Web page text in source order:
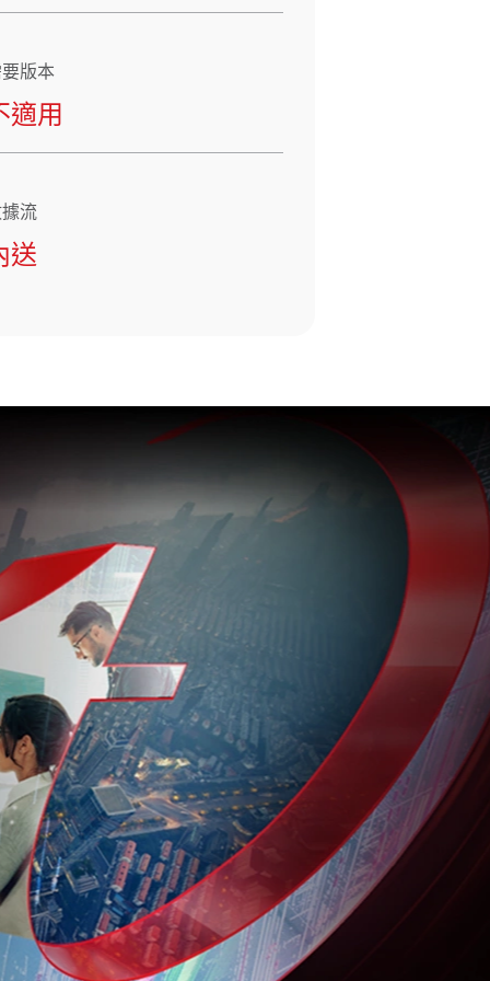
版本
適用
流
送